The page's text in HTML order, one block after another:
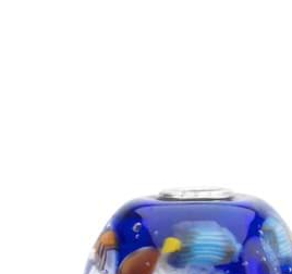
Trollbeads Blue
,,Limitierte